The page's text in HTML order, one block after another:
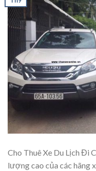
Cho Thuê Xe Du Lịch Đi
lượng cao của các hãng